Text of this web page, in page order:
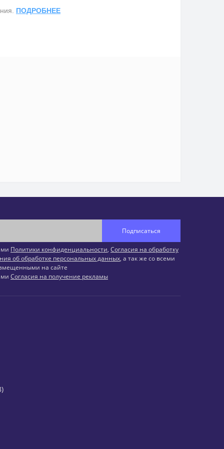
ПОДРОБНЕЕ
Подписаться
Политики конфиденциальности, Согласия на обработку
об обработке персональных данных, а так же со всеми
на сайте
Согласия на получение рекламы